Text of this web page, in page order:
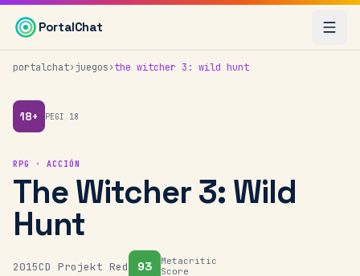
Saltar al contenido principal
Es un juego de rol y acción en mundo abierto basado en
PortalChat
portalchat›juegos›the witcher 3: wild hunt
18+ PEGI 18
RPG · ACCIÓN
The Witcher 3: Wild
Hunt
2015CD Projekt Red 93
Metacritic
Score